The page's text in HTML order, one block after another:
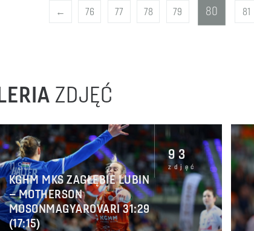
← 76 77 78 79 80 81
ZDJĘĆ
93
zdjęć
11STY
KGHM MKS ZAGŁĘBIE LUBIN
– MOTHERSON
MOSONMAGYAROVARI 31:29
(17:15)